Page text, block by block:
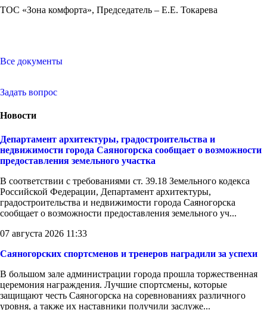
ТОС «Зона комфорта», Председатель – Е.Е. Токарева
Все документы
Задать вопрос
Новости
Департамент архитектуры, градостроительства и
недвижимости города Саяногорска сообщает о возможности
предоставления земельного участка
В соответствии с требованиями ст. 39.18 Земельного кодекса
Российской Федерации, Департамент архитектуры,
градостроительства и недвижимости города Саяногорска
сообщает о возможности предоставления земельного уч...
07 августа 2026 11:33
Саяногорских спортсменов и тренеров наградили за успехи
В большом зале администрации города прошла торжественная
церемония награждения. Лучшие спортсмены, которые
защищают честь Саяногорска на соревнованиях различного
уровня, а также их наставники получили заслуже...